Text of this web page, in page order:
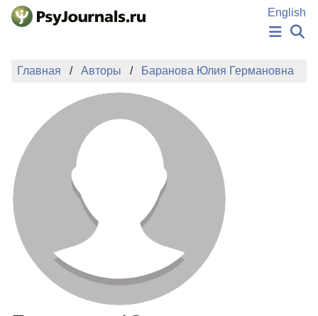
Перейти к основному содержанию
English
НОВОСТИ
АВТОРЫ
ПОДАТЬ РУКОПИСЬ
БАЗА ЗНАНИЙ
КЛЮЧЕВЫЕ СЛОВА
Регистрация
Главная Авторы Баранова Юлия Германовна